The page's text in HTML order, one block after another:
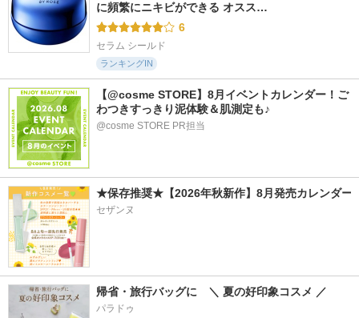
に頻繁にニキビができる オスス…
6
セラム シールド
ランキングIN
【@cosme STORE】8月イベントカレンダー！ご
わつきすっきり泥体験＆肌測定も♪
@cosme STORE PR担当
★保存推奨★【2026年秋新作】8月発売カレンダー
セザンヌ
帰省・旅行バッグに　＼ 夏の好印象コスメ ／
パラドゥ